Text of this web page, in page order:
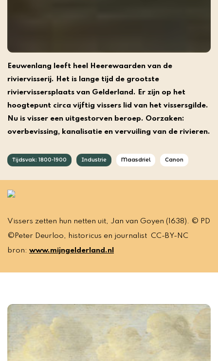
Eeuwenlang leeft heel Heerewaarden van de
riviervisserij. Het is lange tijd de grootste
riviervissersplaats van Gelderland. Er zijn op het
hoogtepunt circa vijftig vissers lid van het vissersgilde.
Nu is visser een uitgestorven beroep. Oorzaken:
overbevissing, kanalisatie en vervuiling van de rivieren.
Tijdsvak: 1800-1900 Industrie Maasdriel Canon
Vissers zetten hun netten uit, Jan van Goyen (1638). © PD
©Peter Deurloo, historicus en journalist CC-BY-NC
bron: www.mijngelderland.nl